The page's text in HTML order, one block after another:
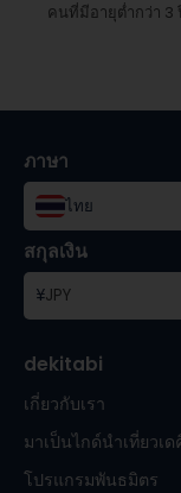
คนที่มีอายุต่ำกว่า 3
ภาษา
ไทย
สกุลเงิน
¥JPY
dekitabi
เกี่ยวกับเรา
มาเป็นไกด์นำเที่ยวเ
โปรแกรมพันธมิตร